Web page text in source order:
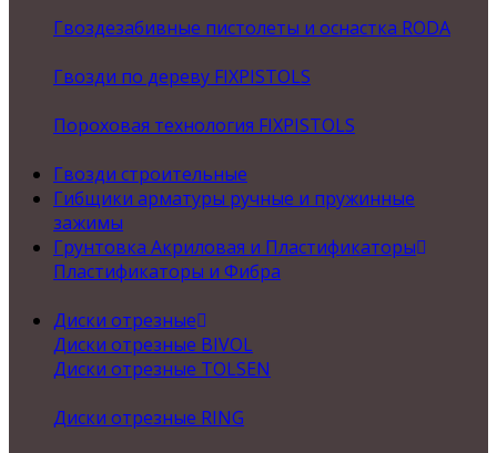
Гвоздезабивные пистолеты и оснастка RODA
Гвозди по дереву FIXPISTOLS
Пороховая технология FIXPISTOLS
Гвозди строительные
Гибщики арматуры ручные и пружинные
зажимы
Грунтовка Акриловая и Пластификаторы
Пластификаторы и Фибра
Диски отрезные
Диски отрезные BIVOL
Диски отрезные TOLSEN
Диски отрезные RING